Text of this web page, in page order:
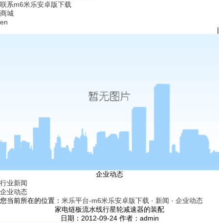
联系m6米乐安卓版下载
商城
en
|
企业动态
行业新闻
企业动态
您当前所在的位置： 米乐平台-m6米乐安卓版下载 · 新闻 · 企业动态
家电链板流水线行星轮减速器的装配
日期：2012-09-24 作者：admin